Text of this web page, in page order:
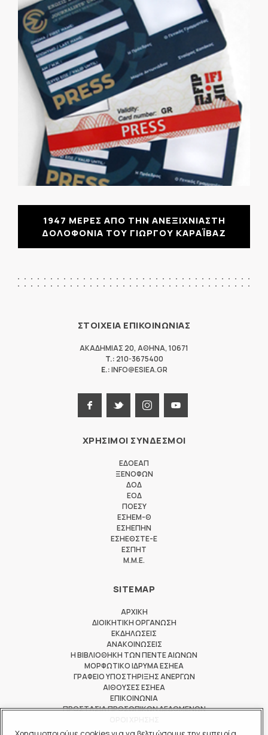
1947 ΜΕΡΕΣ ΑΠΟ ΤΗΝ ΑΝΕΞΙΧΝΙΑΣΤΗ
ΔΟΛΟΦΟΝΙΑ ΤΟΥ ΓΙΩΡΓΟΥ ΚΑΡΑΪΒΑΖ
ΣΤΟΙΧΕΙΑ ΕΠΙΚΟΙΝΩΝΙΑΣ
ΑΚΑΔΗΜΙΑΣ 20, ΑΘΗΝΑ, 10671
T.: 210-3675400
E.:INFO@ESIEA.GR
ΧΡΗΣΙΜΟΙ ΣΥΝΔΕΣΜΟΙ
ΕΔΟΕΑΠ
ΞΕΝΟΦΩΝ
ΔΟΔ
ΕΟΔ
ΠΟΕΣΥ
ΕΣΗΕΜ-Θ
ΕΣΗΕΠΗΝ
ΕΣΗΕΘΣΤΕ-Ε
ΕΣΠΗΤ
M.M.E.
SITEMAP
ΑΡΧΙΚΗ
ΔΙΟΙΚΗΤΙΚΗ ΟΡΓΑΝΩΣΗ
ΕΚΔΗΛΩΣΕΙΣ
ΑΝΑΚΟΙΝΩΣΕΙΣ
Η ΒΙΒΛΙΟΘΗΚΗ ΤΩΝ ΠΕΝΤΕ ΑΙΩΝΩΝ
ΜΟΡΦΩΤΙΚΟ ΙΔΡΥΜΑ ΕΣΗΕΑ
ΓΡΑΦΕΙΟ ΥΠΟΣΤΗΡΙΞΗΣ ΑΝΕΡΓΩΝ
ΑΙΘΟΥΣΕΣ ΕΣΗΕΑ
ΕΠΙΚΟΙΝΩΝΙΑ
ΠΡΟΣΤΑΣΙΑ ΠΡΟΣΩΠΙΚΩΝ ΔΕΔΟΜΕΝΩΝ